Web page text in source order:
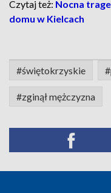
Czytaj też: Nocna
domu w Kielcach
#świętokrzyskie
#zginął mężczyzna